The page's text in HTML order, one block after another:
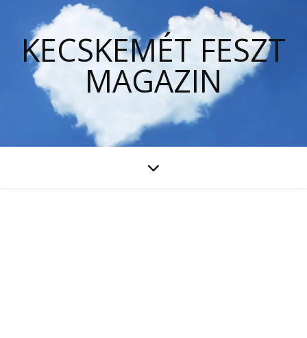
KECSKEMÉT FESZT
MAGAZIN